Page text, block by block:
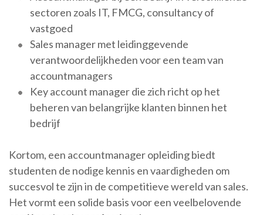
sectoren zoals IT, FMCG, consultancy of
vastgoed
Sales manager met leidinggevende
verantwoordelijkheden voor een team van
accountmanagers
Key account manager die zich richt op het
beheren van belangrijke klanten binnen het
bedrijf
Kortom, een accountmanager opleiding biedt
studenten de nodige kennis en vaardigheden om
succesvol te zijn in de competitieve wereld van sales.
Het vormt een solide basis voor een veelbelovende